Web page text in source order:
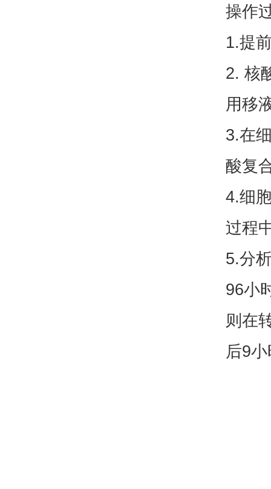
操作
1.提
2. 核
用移
3.在
酸复
4.细
过程
5.分
96小
则在
后9